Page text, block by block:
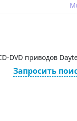
DVD приводов
Запросить